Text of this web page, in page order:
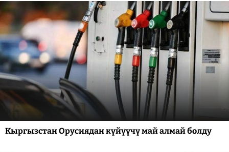
Кыргызстан Орусиядан күйүүчү май алмай болду